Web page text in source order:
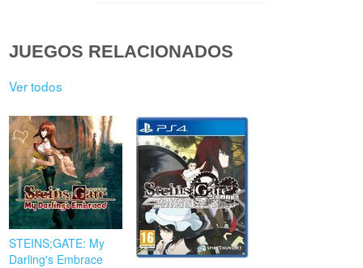
JUEGOS RELACIONADOS
Ver todos
STEINS;GATE: My
Darling's Embrace